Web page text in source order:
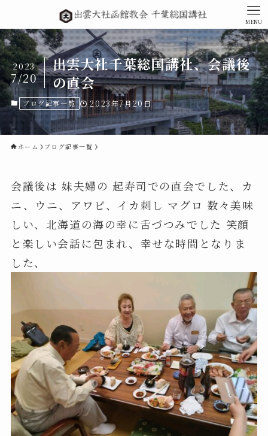
MENU
出雲大社千葉総国講社、会議後
の直会
2023
7/20
ブログ記事一覧 2023年7月20日
ホーム ブログ記事一覧
会議後は 妹夫婦の 起寿司での直会でした、カ
ニ、ウニ、アワビ、イカ刺し マグロ 数々美味
しい、北海道の海の幸に舌づつみでした 笑顔
と楽しい会話に包まれ、幸せな時間となりま
した、